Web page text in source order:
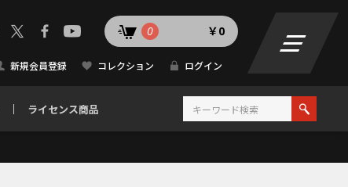
0 ￥0
新規会員登録 コレクション ログイン
ライセンス商品